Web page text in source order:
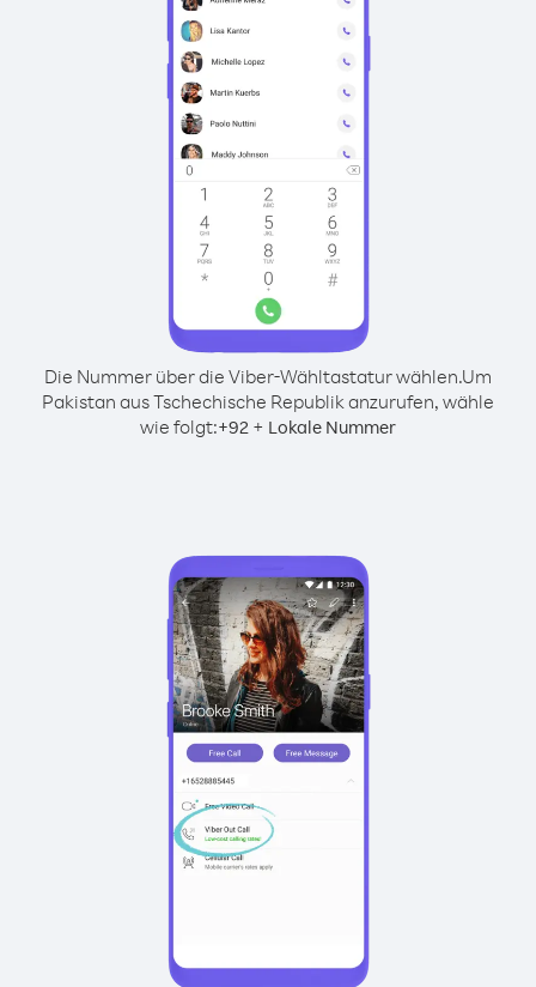
Die Nummer über die Viber-Wähltastatur wählen.Um
Pakistan aus Tschechische Republik anzurufen, wähle
wie folgt:+92 + Lokale Nummer